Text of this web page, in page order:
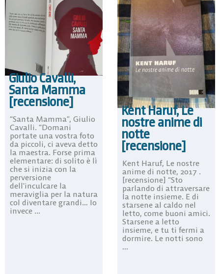
Giulio Cavalli,
Santa Mamma
[recensione]
“Santa Mamma”, Giulio
Cavalli. “Domani
portate una vostra foto
da piccoli, ci aveva detto
la maestra. Forse prima
elementare: di solito è lì
che si inizia con la
perversione
dell’inculcare la
meraviglia per la natura
col diventare grandi… Io
invece ...
Kent Haruf, Le
nostre anime di
notte
[recensione]
Kent Haruf, Le nostre
anime di notte, 2017 .
[recensione] “Sto
parlando di attraversare
la notte insieme. E di
starsene al caldo nel
letto, come buoni amici.
Starsene a letto
insieme, e tu ti fermi a
dormire. Le notti sono
...